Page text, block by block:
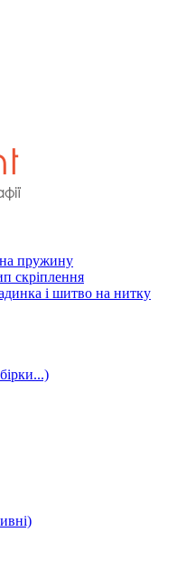
пружину
скріплення
і шитво на нитку